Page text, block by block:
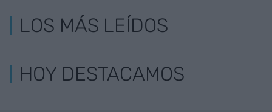
LOS MÁS LEÍDOS
HOY DESTACAMOS